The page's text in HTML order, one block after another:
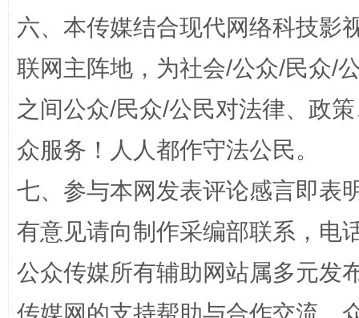
“蜀中异人”王建安的艺术幻境
六、本传媒结合现代网络科技影
联网主阵地，为社会/公众/民众/
之间公众/民众/公民对法律、政
众服务！人人都作守法公民。
七、参与本网发表评论感言即表
有意见请向制作采编部联系，电
公众传媒所有辅助网站属多元发